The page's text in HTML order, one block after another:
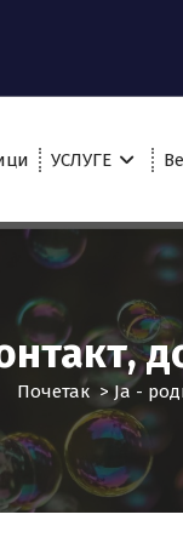
УСЛУГЕ
Почетак>Ја -